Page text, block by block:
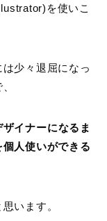
を使いこ
少々退屈になっ
ザイナーになるま
人使いができる
います。